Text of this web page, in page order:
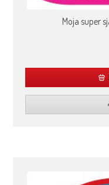
Moja super